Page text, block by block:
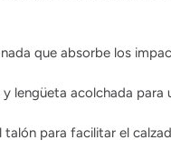
que absorbe los
lengüeta acolchada
para facilitar el